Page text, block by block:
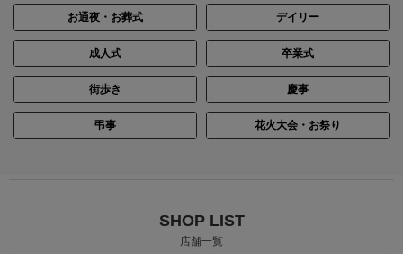
お通夜・お葬式 デイリー
成人式 卒業式
街歩き 慶事
弔事 花火大会・お祭り
SHOP LIST
店舗一覧